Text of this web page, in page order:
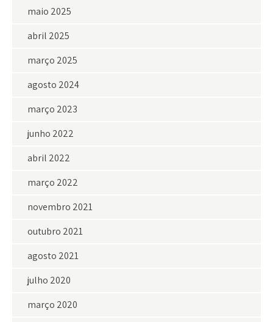
maio 2025
abril 2025
março 2025
agosto 2024
março 2023
junho 2022
abril 2022
março 2022
novembro 2021
outubro 2021
agosto 2021
julho 2020
março 2020